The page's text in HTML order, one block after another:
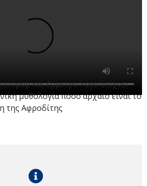
και έμμετρο λόγο δείχνει
μυθολογία πόσο αρχαίο είναι το
της Αφροδίτης